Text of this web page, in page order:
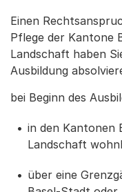
Einen
Pflege der Kantone
Landschaft haben
Ausbildung
bei Beginn des
in den Kantonen
Landschaft
über eine